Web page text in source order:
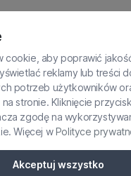
CV W
cookie, aby poprawić
reklamy lub treści
potrzeb użytkowników
stronie. Kliknięcie
zgodę na
Więcej wPolityce
Akceptuj wszystko